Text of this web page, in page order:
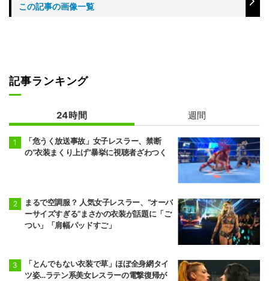
この記事の画像一覧
記事ランキング
24時間 週間
「危うく放送事故」女子レスラー、禁断
の“衣装まくり上げ”暴挙に視聴者ざわつく
まるで空調服？ 人気女子レスラー、“オーバ
ーサイズすぎる”まさかの衣装が話題に「ご
つい」「肩幅パッドすご」
「とんでもない衣装で草」ほぼ全身網タイ
ツ姿…ラテン系美女レスラーの電撃復帰が